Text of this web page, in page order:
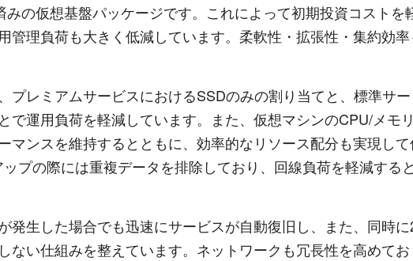
の仮想基盤パッケージです。これによって初期投資コスト
管理負荷も大きく低減しています。柔軟性・拡張性・集約効
プレミアムサービスにおけるSSDのみの割り当てと、標準サ
で運用負荷を軽減しています。また、仮想マシンのCPU/メモ
マンスを維持するとともに、効率的なリソース配分も実現し
プの際には重複データを排除しており、回線負荷を軽減する
発生した場合でも迅速にサービスが自動復旧し、また、同時
ない仕組みを整えています。ネットワークも冗長性を高めて